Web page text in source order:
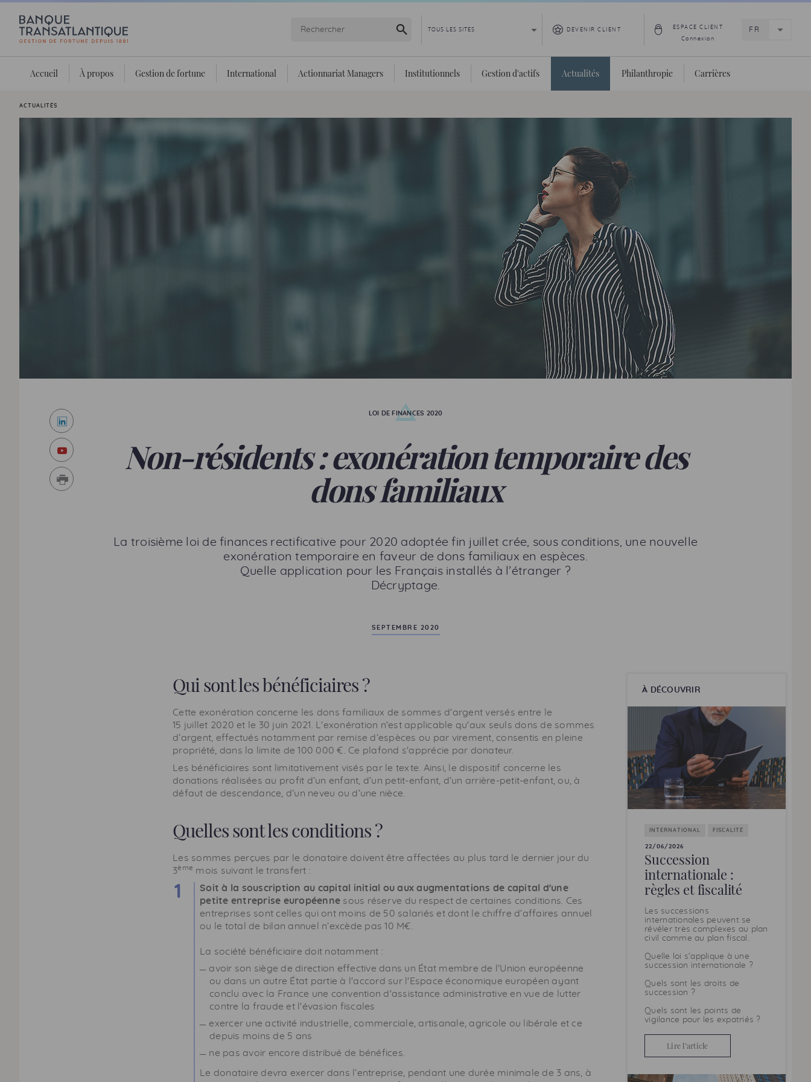
Lancer la recherche DEVENIR CLIENT ESPACE CLIENT
Connexion
Accueil À propos Gestion de fortune International Actionnariat Managers Institutionnels Gestion d'actifs Actualités Philanthropie Carrières
Vous êtes ici:
ACTUALITÉS
LOI DE FINANCES 2020
Non-résidents : exonération temporaire des
dons familiaux
LinkedIn
Youtube
Imprimer
La troisième loi de finances rectificative pour 2020 adoptée fin juillet crée, sous conditions, une nouvelle
exonération temporaire en faveur de dons familiaux en espèces.
Quelle application pour les Français installés à l’étranger ?
Décryptage.
SEPTEMBRE 2020
Qui sont les bénéficiaires ?
Cette exonération concerne les dons familiaux de sommes d'argent versés entre le
15 juillet 2020 et le 30 juin 2021. L'exonération n'est applicable qu'aux seuls dons de sommes
d’argent, effectués notamment par remise d’espèces ou par virement, consentis en pleine
propriété, dans la limite de 100 000 €. Ce plafond s'apprécie par donateur.
Les bénéficiaires sont limitativement visés par le texte. Ainsi, le dispositif concerne les
donations réalisées au profit d’un enfant, d’un petit-enfant, d’un arrière-petit-enfant, ou, à
défaut de descendance, d’un neveu ou d’une nièce.
Quelles sont les conditions ?
Les sommes perçues par le donataire doivent être affectées au plus tard le dernier jour du
3ème mois suivant le transfert :
Soit à la souscription au capital initial ou aux augmentations de capital d'une
petite entreprise européenne sous réserve du respect de certaines conditions. Ces
entreprises sont celles qui ont moins de 50 salariés et dont le chiffre d’affaires annuel
ou le total de bilan annuel n’excède pas 10 M€.
La société bénéficiaire doit notamment :
avoir son siège de direction effective dans un État membre de l'Union européenne
ou dans un autre État partie à l'accord sur l'Espace économique européen ayant
conclu avec la France une convention d'assistance administrative en vue de lutter
contre la fraude et l'évasion fiscales
exercer une activité industrielle, commerciale, artisanale, agricole ou libérale et ce
depuis moins de 5 ans
ne pas avoir encore distribué de bénéfices.
Le donataire devra exercer dans l’entreprise, pendant une durée minimale de 3 ans, à
À DÉCOUVRIR
INTERNATIONAL FISCALITÉ
22/06/2026
Succession
internationale :
règles et fiscalité
Les successions
internationales peuvent se
révéler très complexes au plan
civil comme au plan fiscal.
Quelle loi s’applique à une
succession internationale ?
Quels sont les droits de
succession ?
Quels sont les points de
vigilance pour les expatriés ?
Lire l’article